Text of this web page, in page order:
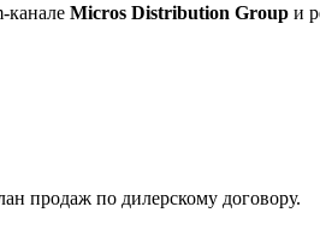
канале Micros Distribution Group и
продаж по дилерскому договору.